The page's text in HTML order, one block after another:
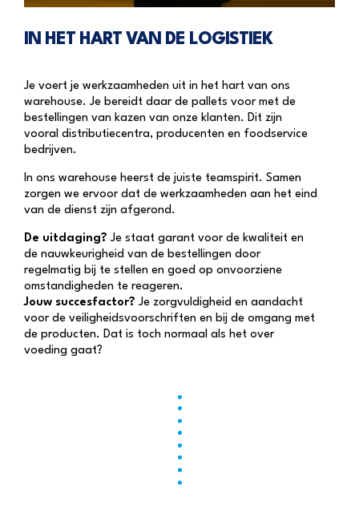
IN HET HART VAN DE LOGISTIEK
Je voert je werkzaamheden uit in het hart van ons
warehouse. Je bereidt daar de pallets voor met de
bestellingen van kazen van onze klanten. Dit zijn
vooral distributiecentra, producenten en foodservice
bedrijven.
In ons warehouse heerst de juiste teamspirit. Samen
zorgen we ervoor dat de werkzaamheden aan het eind
van de dienst zijn afgerond.
De uitdaging? Je staat garant voor de kwaliteit en
de nauwkeurigheid van de bestellingen door
regelmatig bij te stellen en goed op onvoorziene
omstandigheden te reageren.
Jouw succesfactor? Je zorgvuldigheid en aandacht
voor de veiligheidsvoorschriften en bij de omgang met
de producten. Dat is toch normaal als het over
voeding gaat?